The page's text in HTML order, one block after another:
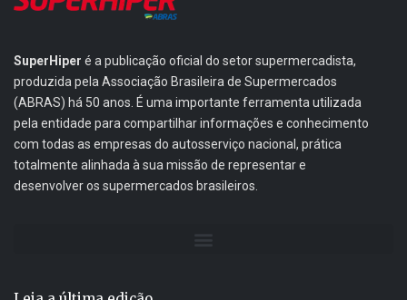
SuperHiper é a publicação oficial do setor supermercadista,
produzida pela Associação Brasileira de Supermercados
(ABRAS) há 50 anos. É uma importante ferramenta utilizada
pela entidade para compartilhar informações e conhecimento
com todas as empresas do autosserviço nacional, prática
totalmente alinhada à sua missão de representar e
desenvolver os supermercados brasileiros.